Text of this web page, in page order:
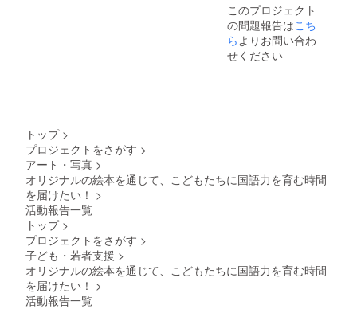
紙、モ
ノクロ
・カ
バー：
PP貼り
る落ち
・表
紙：
コート
紙、
マット
ルカ
ラー ・
紙、モ
ノクロ
ける支
援者様
向けの
リター
ンで
仕様 ・
サイ
法：上
製本、
このプロジェクト
の問題報告はこち
ら よりお問い合わ
せください
トップ >
プロジェクトをさがす >
アート・写真 >
オリジナルの絵本を通じて、こどもたちに国語力を育む時間
を届けたい！ >
活動報告一覧
トップ >
プロジェクトをさがす >
子ども・若者支援 >
オリジナルの絵本を通じて、こどもたちに国語力を育む時間
を届けたい！ >
活動報告一覧